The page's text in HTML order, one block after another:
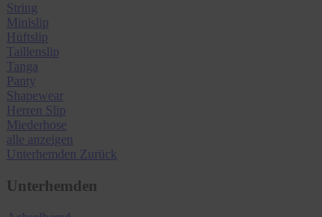
String
Minislip
Hüftslip
Taillenslip
Tanga
Panty
Shapewear
Herren Slip
Miederhose
alle anzeigen
Unterhemden Zurück
Unterhemden